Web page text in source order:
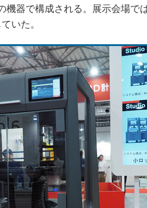
植物工
グロ
制御
新型コ
機器で構成される。展示会場で
いた。